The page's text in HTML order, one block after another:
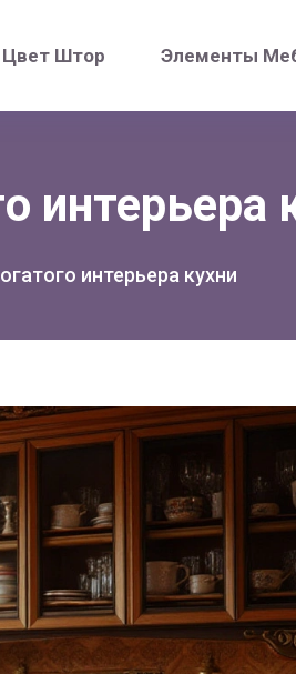
Цвет Штор Элементы
интерьера
интерьера кухни